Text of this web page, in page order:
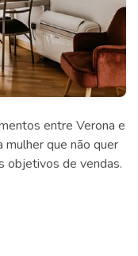
entre Verona e
mulher que não quer
objetivos de vendas.